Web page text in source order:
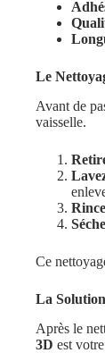
Le
Avant de
vaisselle.
Ce
La
Après le
3D est